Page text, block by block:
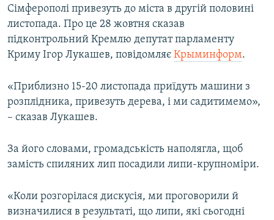
ВСЕ ЗА ДЕНЬ
СПЕЦПРОЕКТИ
ДЕПОРТАЦІЯ
ВІДЕОУРОКИ «ELIFBE»
СВІДЧЕННЯ ОКУПАЦІЇ
ІНФОГРАФІКА
ЯК ОБІЙТИ БЛОКУВАННЯ
Русский
Qırımtatar
ДОЛУЧАЙСЯ!
Усі сайти RFE/RL
Сімферополі привезуть до міста в другій половині
листопада. Про це 28 жовтня сказав
підконтрольний Кремлю депутат парламенту
Криму Ігор Лукашев, повідомляє Крыминформ.
«Приблизно 15-20 листопада приїдуть машини з
розплідника, привезуть дерева, і ми садитимемо»,
– сказав Лукашев.
За його словами, громадськість наполягла, щоб
замість спиляних лип посадили липи-крупноміри.
«Коли розгорілася дискусія, ми проговорили й
визначилися в результаті, що липи, які сьогодні